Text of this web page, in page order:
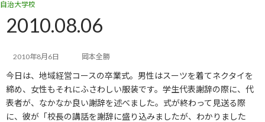
コ
テ
ス
キ
ッ
プ
ナ
ゲ
ン
に
移
動
自治大学校
2010.08.06
2010年8月6日 岡本全勝
今日は、地域経営コースの卒業式。男性はスーツを着てネクタイを
締め、女性もそれにふさわしい服装です。学生代表謝辞の際に、代
表者が、なかなか良い謝辞を述べました。式が終わって見送る際
に、彼が「校長の講話を謝辞に盛り込みましたが、わかりました